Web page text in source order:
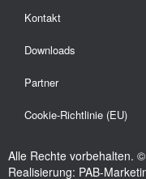
Kontakt
Downloads
Partner
Cookie-Richtlinie (EU)
Alle Rechte vorbehalten.
Realisierung: PAB-